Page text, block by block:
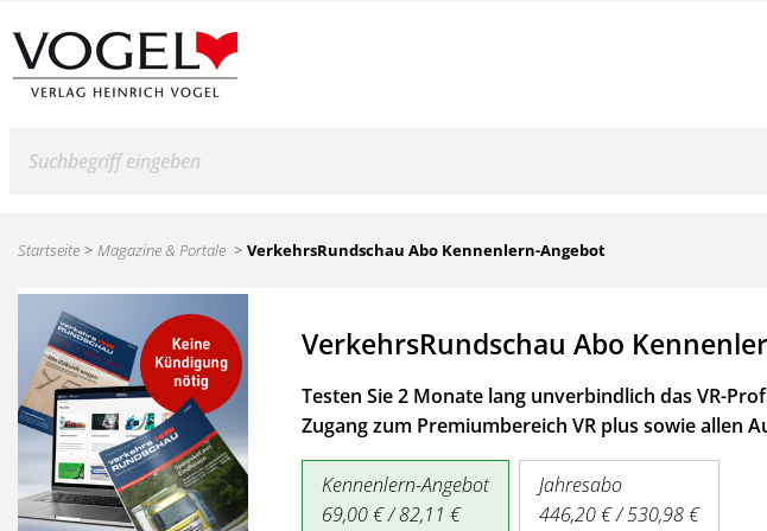
Startseite Magazine & Portale VerkehrsRundschau Abo Kennenlern-Angebot
VerkehrsRundschau Abo
Testen Sie 2 Monate lang unverbindlich das VR-
Zugang zum Premiumbereich VR plus sowieallen
Kennenlern-Angebot
69,00 € / 82,11 €
Jahresabo
446,20 € / 530,98 €